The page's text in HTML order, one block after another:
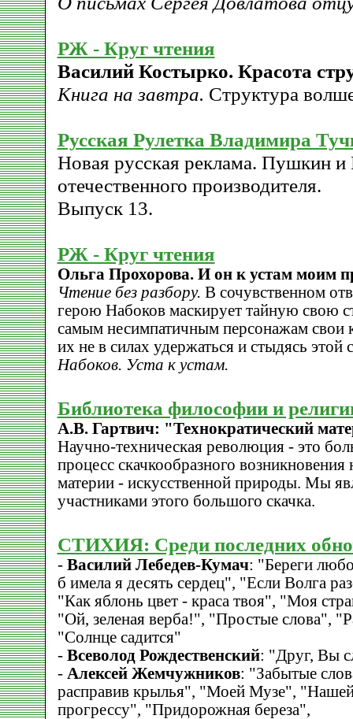
РЖ - Круг чтения
Василий Костырко. Красота
Книга на завтра. Структура
Русская Рулетка Владимира
Новая русская реклама. Пушкин
отечественного производителя.
Выпуск 13.
РЖ - Круг чтения
Ольга Прохорова. И он к устам моим
Чтение без разбору. В сочувственном
герою Набоков маскирует тайную свою
самым несимпатичным персонажам свои
их не в силах удержаться и стыдясь этой
Набоков. Уста к устам.
Библиотека философии и
А.В. Гартвич: "Технократический
Научно-техническая революция - это
процесс скачкообразного
материи - искусственной природы. Мы
участниками этого большого скачка.
СТИХИЯ: Среди последних
- Василий Лебедев-Кумач: "Береги
б имела я десять сердец", "Если Волга
"Как яблонь цвет - краса твоя", "Моя
"Ой, зеленая верба!", "Простые слова",
"Солнце садится"
- Всеволод Рождественский: "Друг, Вы
- Алексей Жемчужников: "Забытые
расправив крылья", "Моей Музе",
прогрессу", "Придорожная береза",